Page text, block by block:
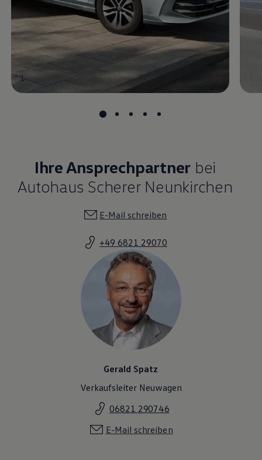
1
Ihre Ansprechpartner bei
Autohaus Scherer Neunkirchen
E-Mail schreiben
+49 6821 29070
Gerald Spatz
Verkaufsleiter Neuwagen
06821 290746
E-Mail schreiben